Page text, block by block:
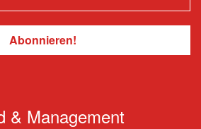
& Management